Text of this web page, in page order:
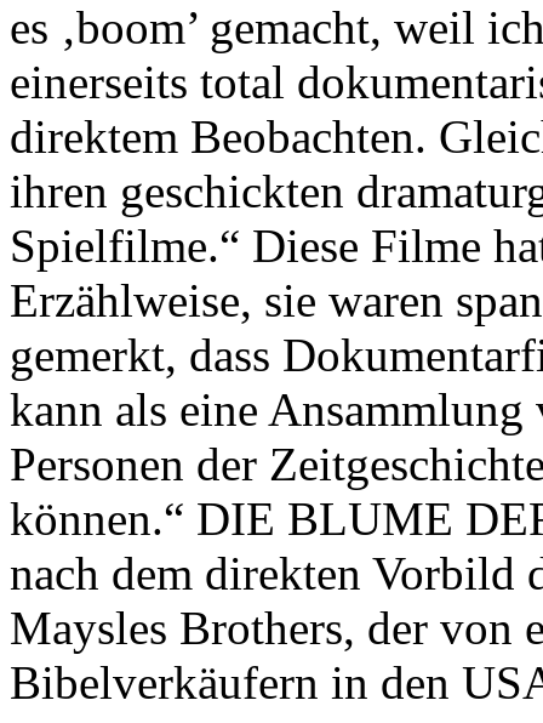
es ‚boom’ gemacht, weil
einerseits total
direktem Beobachten.
ihren geschickten
Spielfilme.“ Diese Filme
Erzählweise, sie waren
gemerkt, dass
kann als eine
Personen der
können.“ DIE BLUME
nach dem direkten Vorbild
Maysles Brothers, der von
Bibelverkäufern in den